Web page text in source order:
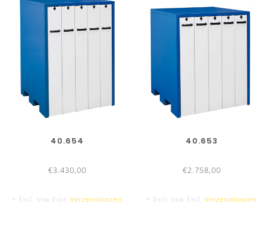
40.654
€3.430,00
* Excl. btw Excl. Verzendkosten
40.653
€2.758,00
* Excl. btw Excl. Verzendkosten